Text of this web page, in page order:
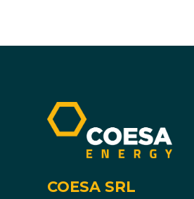
COESA SRL